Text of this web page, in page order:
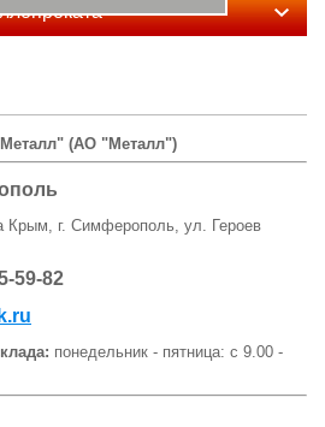
(АО "Металл")
Крым, г. Симферополь, ул. Героев
59-82
понедельник - пятница: с 9.00 -